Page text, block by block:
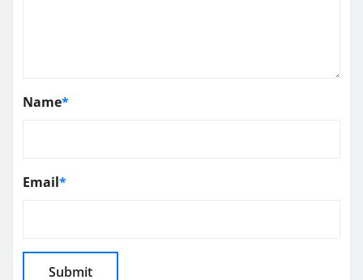
Name*
Email*